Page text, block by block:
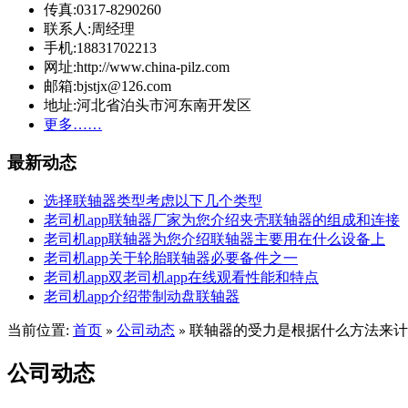
传真:0317-8290260
联系人:周经理
手机:18831702213
网址:http://www.china-pilz.com
邮箱:bjstjx@126.com
地址:河北省泊头市河东南开发区
更多……
最新动态
选择联轴器类型考虑以下几个类型
老司机app联轴器厂家为您介绍夹壳联轴器的组成和连接
老司机app联轴器为您介绍联轴器主要用在什么设备上
老司机app关于轮胎联轴器必要备件之一
老司机app双老司机app在线观看性能和特点
老司机app介绍带制动盘联轴器
当前位置: 首页 » 公司动态 » 联轴器的受力是根据什么方法来
公司动态